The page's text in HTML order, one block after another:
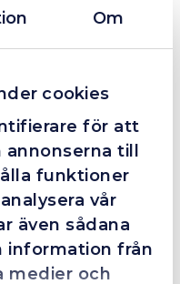
Om
cookies
för att
annonserna till
funktioner
vår
även sådana
information från
medier och
10 Reviews
av serviceminded.
blev lite strul med,
som förtjänar